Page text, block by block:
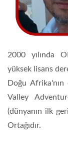
2000 yılında
yüksek lisans
Doğu
Valley
(dünyanın ilk
Ortağıdır.